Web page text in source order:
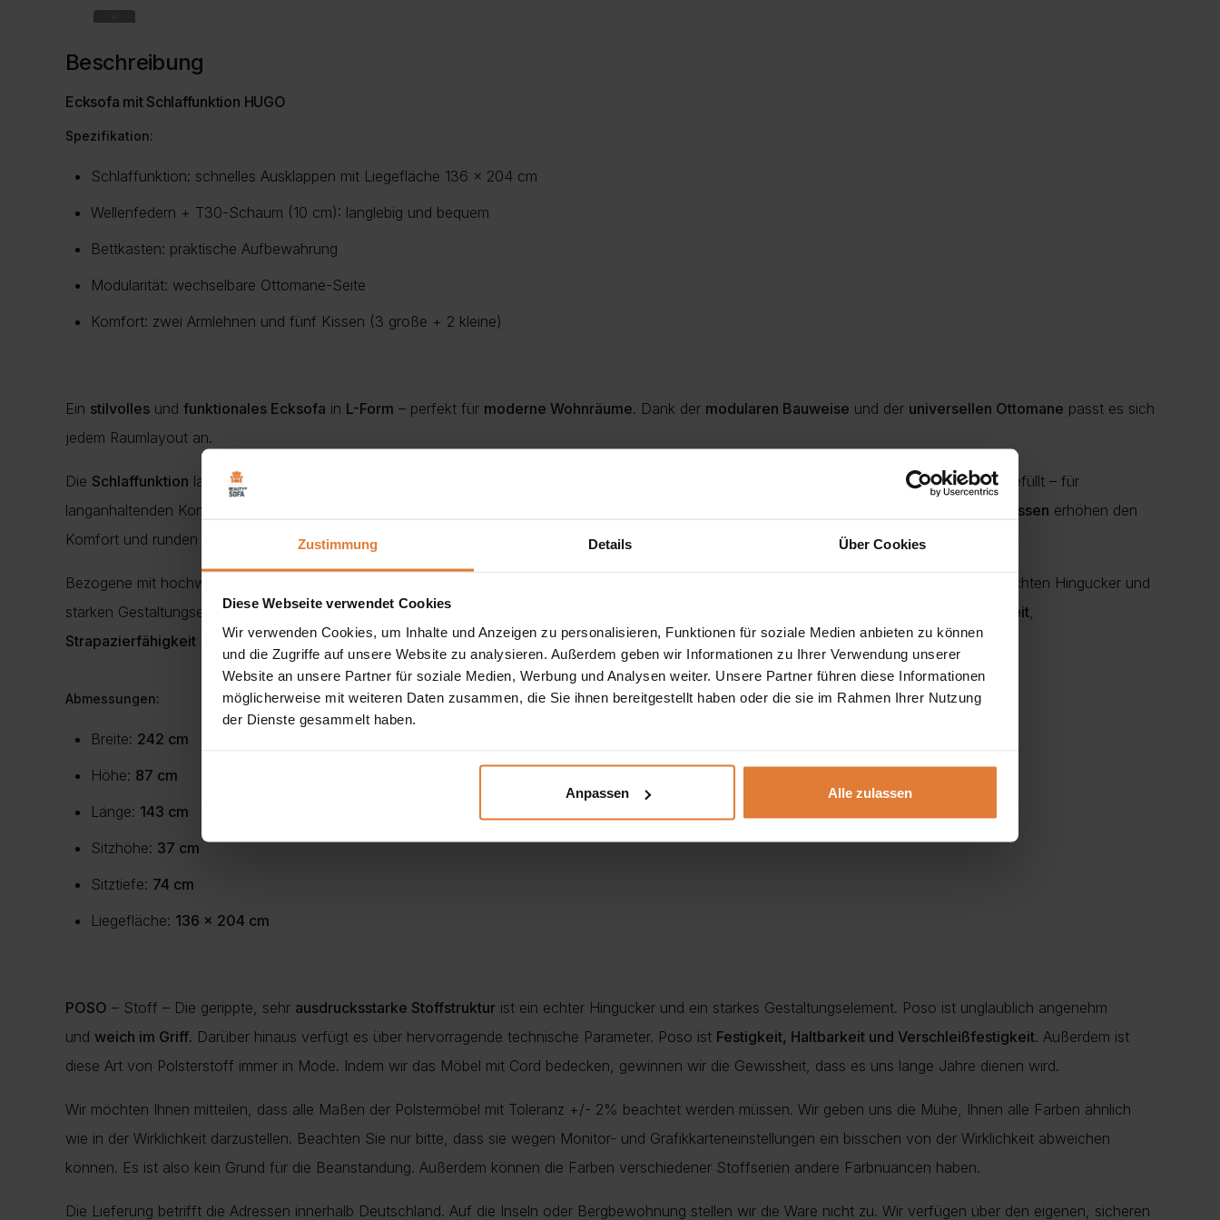
Zustimmung Details Über Cookies
Diese Webseite verwendet Cookies
Wir verwenden Cookies, um Inhalte und Anzeigen zu personalisieren, Funktionen für soziale Medien anbieten zu können
und die Zugriffe auf unsere Website zu analysieren. Außerdem geben wir Informationen zu Ihrer Verwendung unserer
Website an unsere Partner für soziale Medien, Werbung und Analysen weiter. Unsere Partner führen diese Informationen
möglicherweise mit weiteren Daten zusammen, die Sie ihnen bereitgestellt haben oder die sie im Rahmen Ihrer Nutzung
der Dienste gesammelt haben.
Anpassen Alle zulassen
Beschreibung
Ecksofa mit Schlaffunktion HUGO
Spezifikation:
Schlaffunktion: schnelles Ausklappen mit Liegefläche 136 x 204 cm
Wellenfedern + T30-Schaum (10 cm): langlebig und bequem
Bettkasten: praktische Aufbewahrung
Modularität: wechselbare Ottomane-Seite
Komfort: zwei Armlehnen und fünf Kissen (3 große + 2 kleine)
Ein stilvolles und funktionales Ecksofa in L-Form – perfekt für moderne Wohnräume. Dank der modularen Bauweise und der universellen Ottomane passt es sich
jedem Raumlayout an.
Die Schlaffunktion lässt sich dank undWellenfedern gefüllt – für
langanhaltenden Komfort. Der integrierte
Kissen erhöhen den
Komfort und runden das Design ab.
Bezogene mit hochwertigem
macht den Stoff zu einem echten Hingucker und
starken Gestaltungselement.POSOfühlt sich angenehm weich an und überzeugt durch hervorragende technische Eigenschaften: hohe Festigkeit,
Strapazierfähigkeit undAbriebfestigkeit.
Abmessungen:
Breite: 242 cm
Höhe: 87 cm
Länge: 143 cm
Sitzhöhe: 37 cm
Sitztiefe: 74 cm
Liegefläche: 136 x 204 cm
POSO – Stoff – Die gerippte, sehr ausdrucksstarke Stoffstruktur ist ein echter Hingucker und ein starkes Gestaltungselement. Poso ist unglaublich angenehm
und weich im Griff. Darüber hinaus verfügt es über hervorragende technische Parameter. Poso ist Festigkeit, Haltbarkeit und Verschleißfestigkeit. Außerdem ist
diese Art von Polsterstoff immer in Mode. Indem wir das Möbel mit Cord bedecken, gewinnen wir die Gewissheit, dass es uns lange Jahre dienen wird.
Wir möchten Ihnen mitteilen, dass alle Maßen der Polstermöbel mit Toleranz +/- 2% beachtet werden müssen. Wir geben uns die Mühe, Ihnen alle Farben ähnlich
wie in der Wirklichkeit darzustellen. Beachten Sie nur bitte, dass sie wegen Monitor- und Grafikkarteneinstellungen ein bisschen von der Wirklichkeit abweichen
können. Es ist also kein Grund für die Beanstandung. Außerdem können die Farben verschiedener Stoffserien andere Farbnuancen haben.
Die Lieferung betrifft die Adressen innerhalb Deutschland. Auf die Inseln oder Bergbewohnung stellen wir die Ware nicht zu. Wir verfügen über den eigenen, sicheren